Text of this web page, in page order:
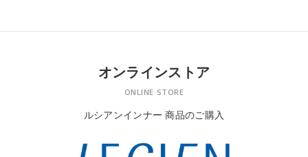
オンラインストア
ONLINE STORE
ルシアンインナー 商品のご購入